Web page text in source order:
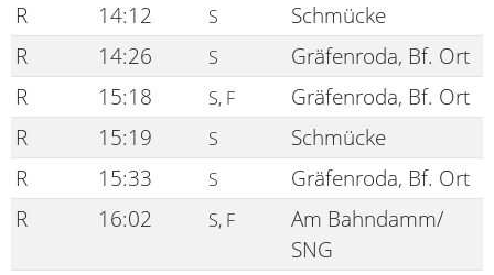
R
14:12 S
Schmücke
R
14:26 S
Gräfenroda, Bf. Ort
R
15:18 S, F
Gräfenroda, Bf. Ort
R
15:19 S
Schmücke
R
15:33 S
Gräfenroda, Bf. Ort
R
16:02 S, F
Am Bahndamm/
SNG